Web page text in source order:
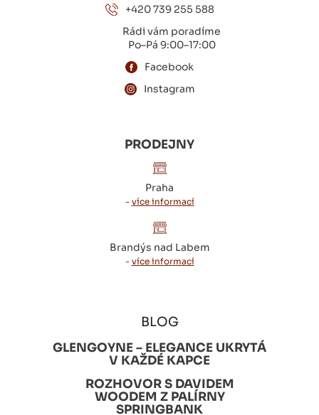
+420 739 255 588
Rádi vám poradíme
Po–Pá 9:00–17:00
Facebook
Instagram
PRODEJNY
Praha
- více informací
Brandýs nad Labem
- více informací
BLOG
GLENGOYNE – ELEGANCE UKRYTÁ
V KAŽDÉ KAPCE
ROZHOVOR S DAVIDEM
WOODEM Z PALÍRNY
SPRINGBANK